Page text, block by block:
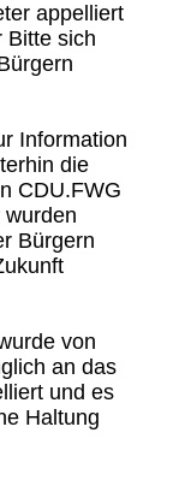
appelliert
Bitte sich
Information
die
CDU.FWG
wurden
Bürgern
von
an das
und es
Haltung